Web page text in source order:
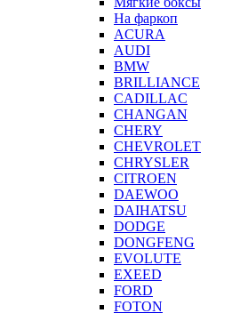
На фаркоп
ACURA
AUDI
BMW
BRILLIANCE
CADILLAC
CHANGAN
CHERY
CHEVROLET
CHRYSLER
CITROEN
DAEWOO
DAIHATSU
DODGE
DONGFENG
EVOLUTE
EXEED
FORD
FOTON